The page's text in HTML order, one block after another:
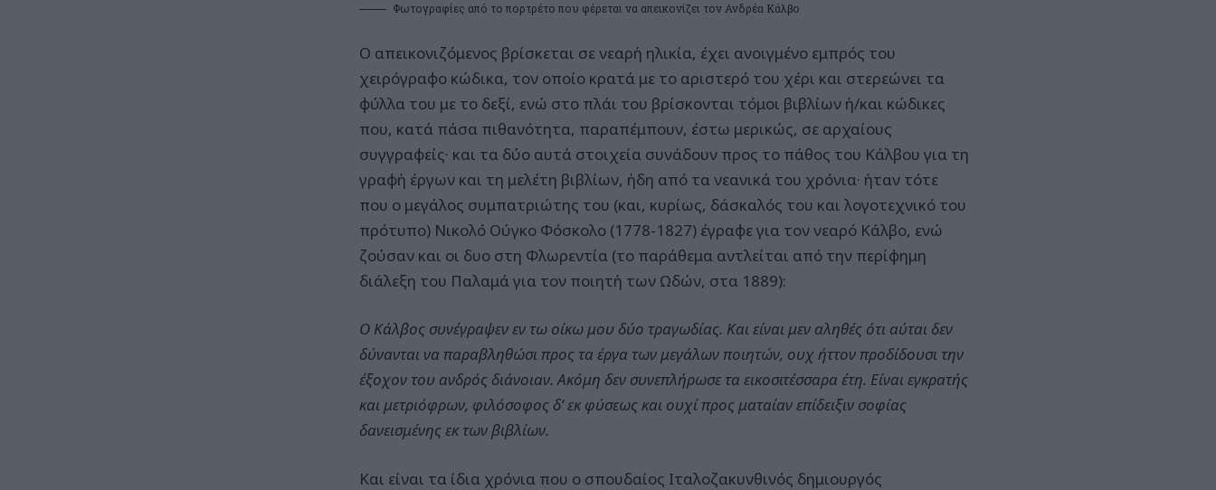
Φωτογραφίες από το πορτρέτο που φέρεται να απεικονίζει τον Ανδρέα Κάλβο
Ο απεικονιζόμενος βρίσκεται σε νεαρή ηλικία, έχει ανοιγμένο εμπρός του
χειρόγραφο κώδικα, τον οποίο κρατά με το αριστερό του χέρι και στερεώνει τα
φύλλα του με το δεξί, ενώ στο πλάι του βρίσκονται τόμοι βιβλίων ή/και κώδικες
που, κατά πάσα πιθανότητα, παραπέμπουν, έστω μερικώς, σε αρχαίους
συγγραφείς· και τα δύο αυτά στοιχεία συνάδουν προς το πάθος του Κάλβου για τη
γραφή έργων και τη μελέτη βιβλίων, ήδη από τα νεανικά του χρόνια· ήταν τότε
που ο μεγάλος συμπατριώτης του (και, κυρίως, δάσκαλός του και λογοτεχνικό του
πρότυπο) Νικολό Ούγκο Φόσκολο (1778-1827) έγραφε για τον νεαρό Κάλβο, ενώ
ζούσαν και οι δυο στη Φλωρεντία (το παράθεμα αντλείται από την περίφημη
διάλεξη του Παλαμά για τον ποιητή των Ωδών, στα 1889):
Ο Κάλβος συνέγραψεν εν τω οίκω μου δύο τραγωδίας. Και είναι μεν αληθές ότι αύται δεν
δύνανται να παραβληθώσι προς τα έργα των μεγάλων ποιητών, ουχ ήττον προδίδουσι την
έξοχον του ανδρός διάνοιαν. Ακόμη δεν συνεπλήρωσε τα εικοσιτέσσαρα έτη. Είναι εγκρατής
και μετριόφρων, φιλόσοφος δ’ εκ φύσεως και ουχί προς ματαίαν επίδειξιν σοφίας
δανεισμένης εκ των βιβλίων.
Και είναι τα ίδια χρόνια που ο σπουδαίος Ιταλοζακυνθινός δημιουργός